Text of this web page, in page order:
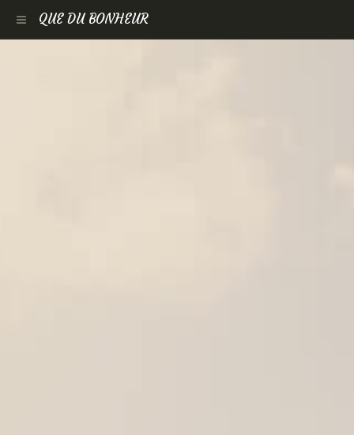
QUE DU BONHEUR